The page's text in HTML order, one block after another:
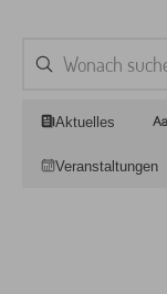
Aktuelles
Veranstaltungen